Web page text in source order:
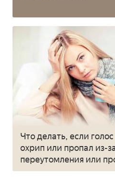
Что делать, если
охрип или пропал из-
переутомления или